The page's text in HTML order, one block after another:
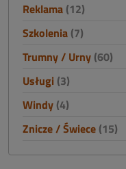
Reklama (12)
Szkolenia (7)
Trumny / Urny (60)
Usługi (3)
Windy (4)
Znicze / Świece (15)